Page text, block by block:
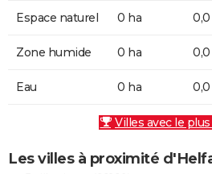
Espace naturel 0 ha 0,0
Zone humide 0 ha 0,0
Eau 0 ha 0,0
Villes avec le
Les villes à proximité